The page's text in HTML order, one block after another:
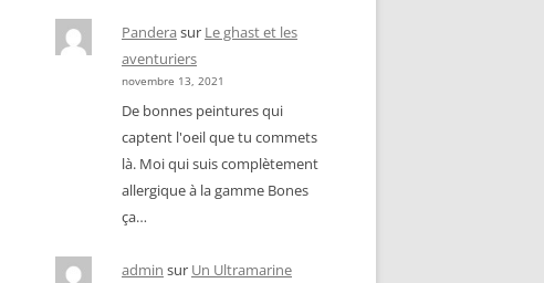
Pandera sur Le ghast et les
aventuriers
novembre 13, 2021
De bonnes peintures qui
captent l'oeil que tu commets
là. Moi qui suis complètement
allergique à la gamme Bones
ça…
admin sur Un Ultramarine